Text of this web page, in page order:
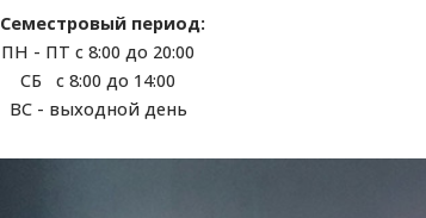
Семестровый период:
ПН - ПТ с 8:00 до 20:00
СБ с 8:00 до 14:00
ВС - выходной день